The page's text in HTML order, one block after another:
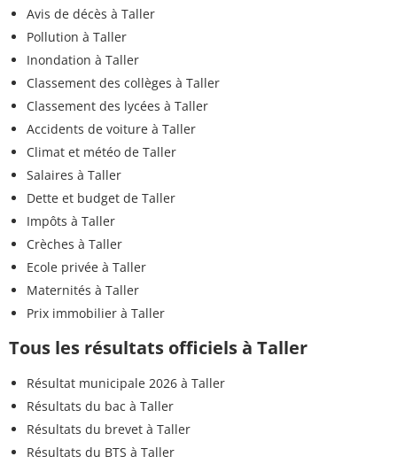
Avis de décès à Taller
Pollution à Taller
Inondation à Taller
Classement des collèges à Taller
Classement des lycées à Taller
Accidents de voiture à Taller
Climat et météo de Taller
Salaires à Taller
Dette et budget de Taller
Impôts à Taller
Crèches à Taller
Ecole privée à Taller
Maternités à Taller
Prix immobilier à Taller
Tous les résultats officiels à Taller
Résultat municipale 2026 à Taller
Résultats du bac à Taller
Résultats du brevet à Taller
Résultats du BTS à Taller